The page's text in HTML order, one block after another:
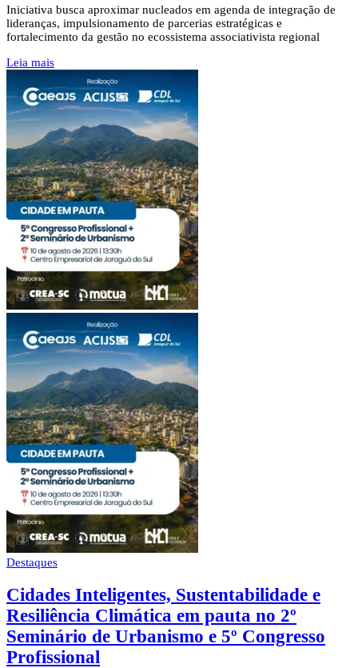
Iniciativa busca aproximar nucleados em agenda de integração de
lideranças, impulsionamento de parcerias estratégicas e
fortalecimento da gestão no ecossistema associativista regional
Leia mais
Destaques
Cidades Inteligentes, Sustentabilidade e
Resiliência Climática em pauta no 2º
Seminário de Urbanismo e 5º Congresso
Profissional